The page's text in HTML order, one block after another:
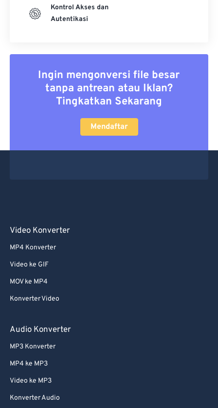
Kontrol Akses dan
Autentikasi
Ingin mengonversi file besar
tanpa antrean atau Iklan?
Tingkatkan Sekarang
Mendaftar
Video Konverter
MP4 Konverter
Video ke GIF
MOV ke MP4
Konverter Video
Audio Konverter
MP3 Konverter
MP4 ke MP3
Video ke MP3
Konverter Audio